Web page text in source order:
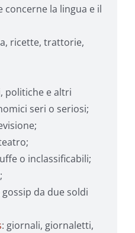
concerne la lingua e il
ricette, trattorie,
politiche e altri
seri o seriosi;
o inclassificabili;
gossip da due soldi
: giornali, giornaletti,